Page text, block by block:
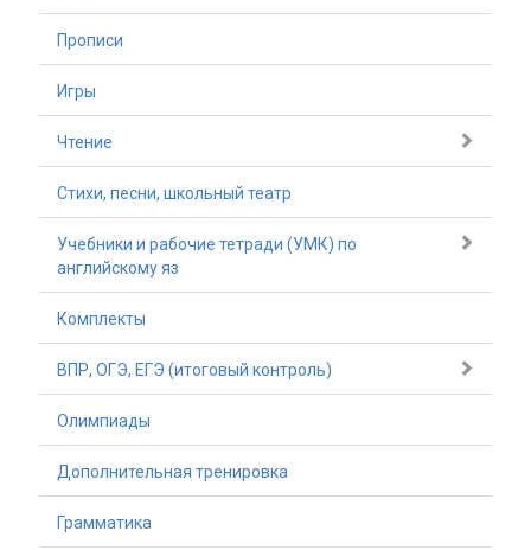
Прописи
Игры
Чтение
Стихи, песни, школьный театр
Учебники и рабочие тетради (УМК) по
английскому яз
Комплекты
ВПР, ОГЭ, ЕГЭ (итоговый контроль)
Олимпиады
Дополнительная тренировка
Грамматика